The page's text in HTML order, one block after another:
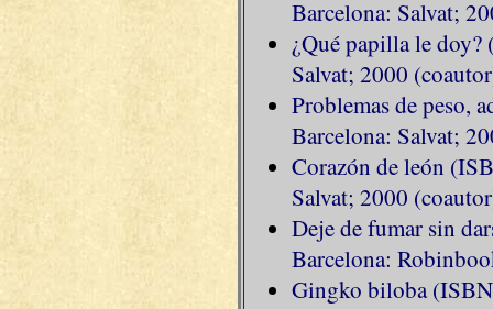
Barcelona: Salvat;
¿Qué papilla le
Salvat; 2000
Problemas de peso,
Barcelona: Salvat;
Corazón de león
Salvat; 2000
Deje de fumar sin
Barcelona:
Gingko biloba